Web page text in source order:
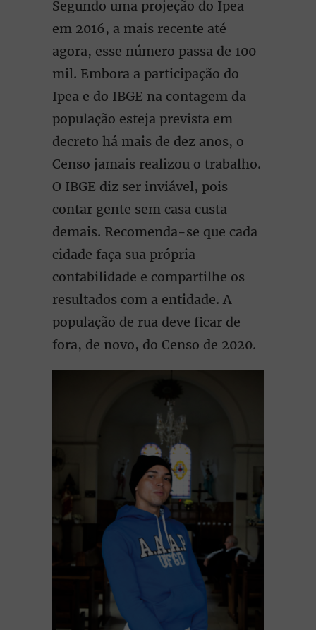
Segundo uma projeção do Ipea
em 2016, a mais recente até
agora, esse número passa de 100
mil. Embora a participação do
Ipea e do IBGE na contagem da
população esteja prevista em
decreto há mais de dez anos, o
Censo jamais realizou o trabalho.
O IBGE diz ser inviável, pois
contar gente sem casa custa
demais. Recomenda-se que cada
cidade faça sua própria
contabilidade e compartilhe os
resultados com a entidade. A
população de rua deve ficar de
fora, de novo, do Censo de 2020.